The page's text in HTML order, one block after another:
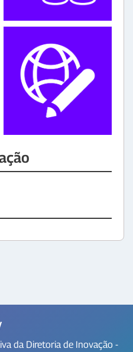
da Diretoria de Inovação -